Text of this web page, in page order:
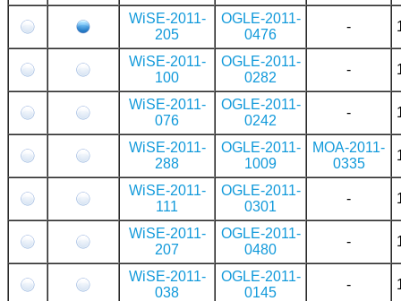
WiSE-2011-
205
OGLE-2011-
0476
-
WiSE-2011-
100
OGLE-2011-
0282
-
WiSE-2011-
076
OGLE-2011-
0242
-
WiSE-2011-
288
OGLE-2011-
1009
MOA-2011-
0335
WiSE-2011-
111
OGLE-2011-
0301
-
WiSE-2011-
207
OGLE-2011-
0480
-
WiSE-2011-
038
OGLE-2011-
0145
-